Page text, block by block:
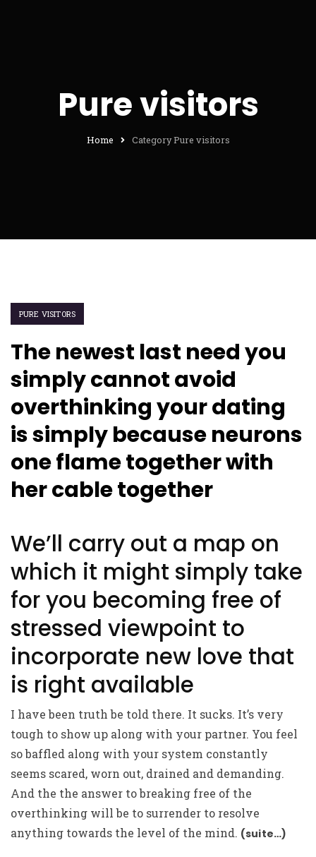
Pure visitors
Home Category Pure visitors
PURE VISITORS
The newest last need you
simply cannot avoid
overthinking your dating
is simply because neurons
one flame together with
her cable together
We’ll carry out a map on
which it might simply take
for you becoming free of
stressed viewpoint to
incorporate new love that
is right available
I have been truth be told there. It sucks. It’s very
tough to show up along with your partner. You feel
so baffled along with your system constantly
seems scared, worn out, drained and demanding.
And the the answer to breaking free of the
overthinking will be to surrender to resolve
anything towards the level of the mind. (suite…)